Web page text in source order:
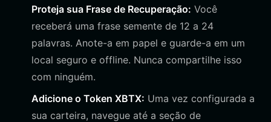
Proteja sua Frase de Recuperação: Você
receberá uma frase semente de 12 a 24
palavras. Anote-a em papel e guarde-a em um
local seguro e offline. Nunca compartilhe isso
com ninguém.
Adicione o Token XBTX: Uma vez configurada a
sua carteira, navegue até a seção de